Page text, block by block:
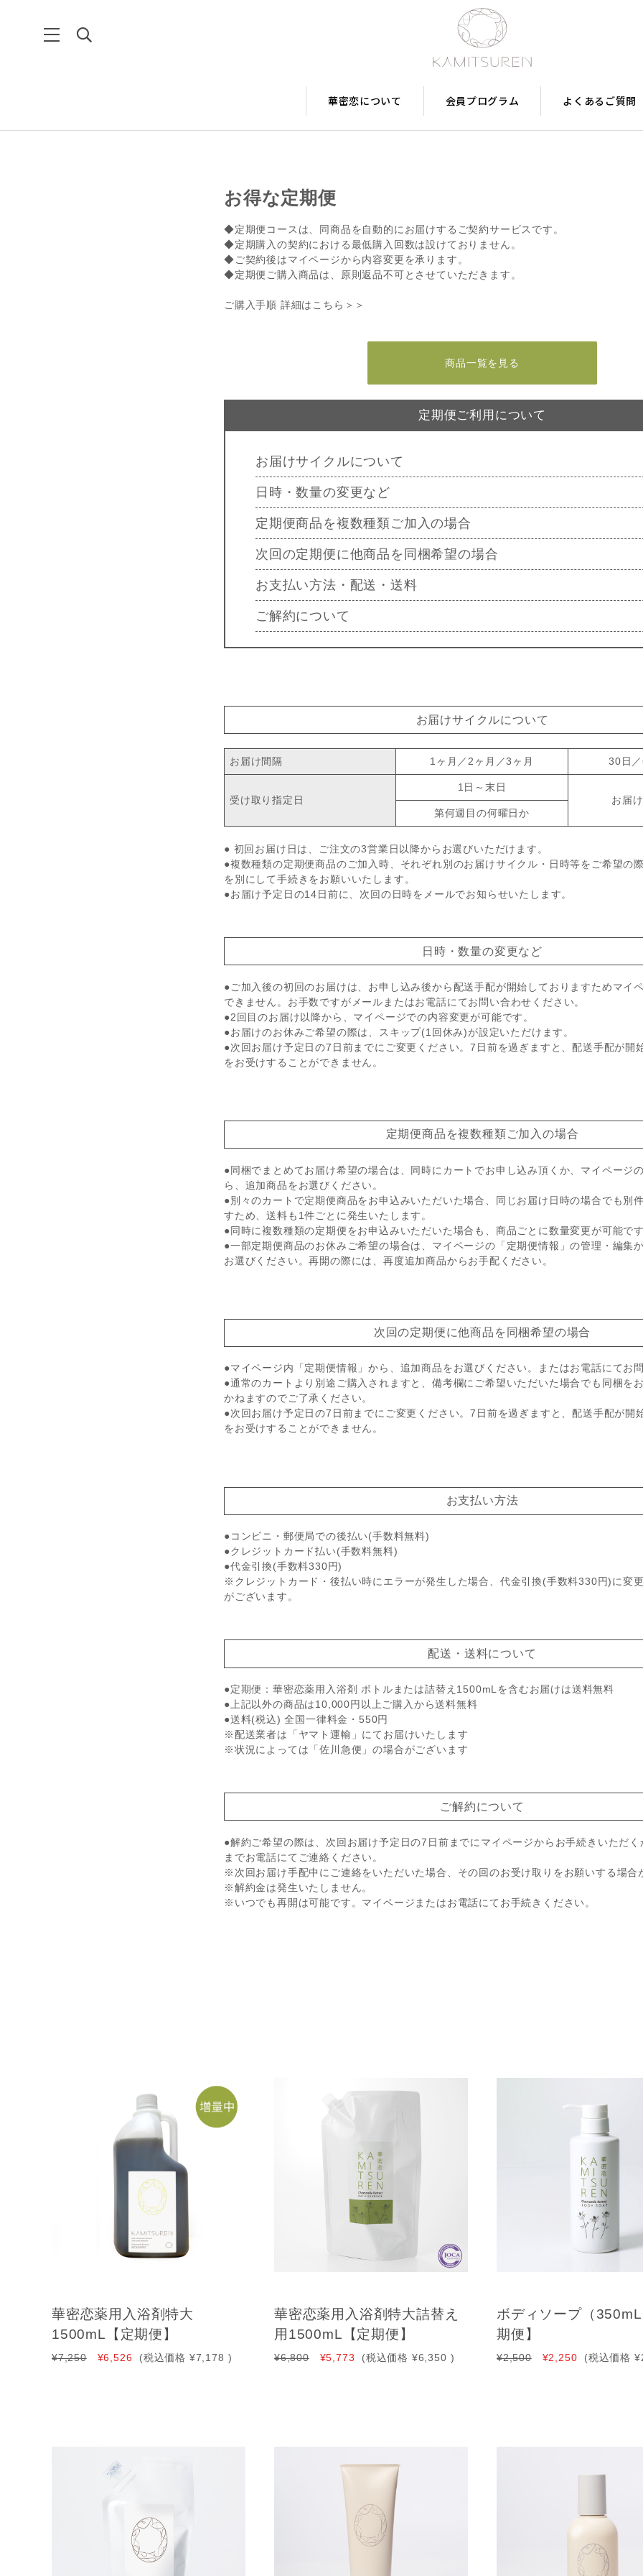
華密恋について 会員プログラム よくあるご質問
お得な定期便
◆定期便コースは、同商品を自動的にお届けするご契約サービスです。
◆定期購入の契約における最低購入回数は設けておりません。
◆ご契約後はマイページから内容変更を承ります。
◆定期便ご購入商品は、原則返品不可とさせていただきます。
ご購入手順 詳細はこちら＞＞
商品一覧を見る
定期便ご利用について
お届けサイクルについて
日時・数量の変更など
定期便商品を複数種類ご加入の場合
次回の定期便に他商品を同梱希望の場合
お支払い方法・配送・送料
ご解約について
お届けサイクルについて
お届け間隔 1ヶ月／2ヶ月／3ヶ月 30日
受け取り指定日
1日～末日
お届
第何週目の何曜日か
● 初回お届け日は、ご注文の3営業日以降からお選びいただけます。
●複数種類の定期便商品のご加入時、それぞれ別のお届けサイクル・日時等をご希望の
を別にして手続きをお願いいたします。
●お届け予定日の14日前に、次回の日時をメールでお知らせいたします。
日時・数量の変更など
●ご加入後の初回のお届けは、お申し込み後から配送手配が開始しておりますためマイ
できません。お手数ですがメールまたはお電話にてお問い合わせください。
●2回目のお届け以降から、マイページでの内容変更が可能です。
●お届けのお休みご希望の際は、スキップ(1回休み)が設定いただけます。
●次回お届け予定日の7日前までにご変更ください。7日前を過ぎますと、配送手配が開
をお受けすることができません。
定期便商品を複数種類ご加入の場合
●同梱でまとめてお届け希望の場合は、同時にカートでお申し込み頂くか、マイページ
ら、追加商品をお選びください。
●別々のカートで定期便商品をお申込みいただいた場合、同じお届け日時の場合でも別
すため、送料も1件ごとに発生いたします。
●同時に複数種類の定期便をお申込みいただいた場合も、商品ごとに数量変更が可能で
●一部定期便商品のお休みご希望の場合は、マイページの「定期便情報」の管理・編集
お選びください。再開の際には、再度追加商品からお手配ください。
次回の定期便に他商品を同梱希望の場合
●マイページ内「定期便情報」から、追加商品をお選びください。またはお電話にてお
●通常のカートより別途ご購入されますと、備考欄にご希望いただいた場合でも同梱を
かねますのでご了承ください。
●次回お届け予定日の7日前までにご変更ください。7日前を過ぎますと、配送手配が開
をお受けすることができません。
お支払い方法
●コンビニ・郵便局での後払い(手数料無料)
●クレジットカード払い(手数料無料)
●代金引換(手数料330円)
※クレジットカード・後払い時にエラーが発生した場合、代金引換(手数料330円)に変
がございます。
配送・送料について
●定期便：華密恋薬用入浴剤 ボトルまたは詰替え1500mLを含むお届けは送料無料
●上記以外の商品は10,000円以上ご購入から送料無料
●送料(税込) 全国一律料金・550円
※配送業者は「ヤマト運輸」にてお届けいたします
※状況によっては「佐川急便」の場合がございます
ご解約について
●解約ご希望の際は、次回お届け予定日の7日前までにマイページからお手続きいただ
までお電話にてご連絡ください。
※次回お届け手配中にご連絡をいただいた場合、その回のお受け取りをお願いする場合
※解約金は発生いたしません。
※いつでも再開は可能です。マイページまたはお電話にてお手続きください。
華密恋薬用入浴剤特大
1500mL【定期便】
¥7,250 ¥6,526 (税込価格 ¥7,178 )
華密恋薬用入浴剤特大詰替え
用1500mL【定期便】
¥6,800 ¥5,773 (税込価格 ¥6,350 )
ボディソープ（
期便】
¥2,500 ¥2,250 (税込価格